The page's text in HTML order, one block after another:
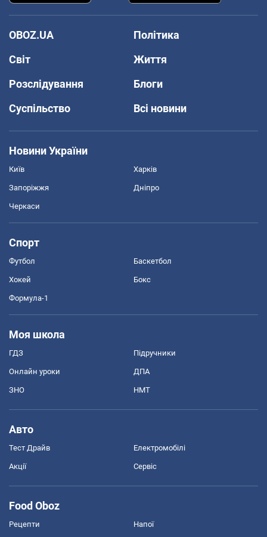
OBOZ.UA
Політика
Світ
Життя
Розслідування
Блоги
Суспільство
Всі новини
Новини України
Київ Харків
Запоріжжя Дніпро
Черкаси
Спорт
Футбол Баскетбол
Хокей Бокс
Формула-1
Моя школа
ГДЗ Підручники
Онлайн уроки ДПА
ЗНО НМТ
Авто
Тест Драйв Електромобілі
Акції Сервіс
Food Oboz
Рецепти Напої